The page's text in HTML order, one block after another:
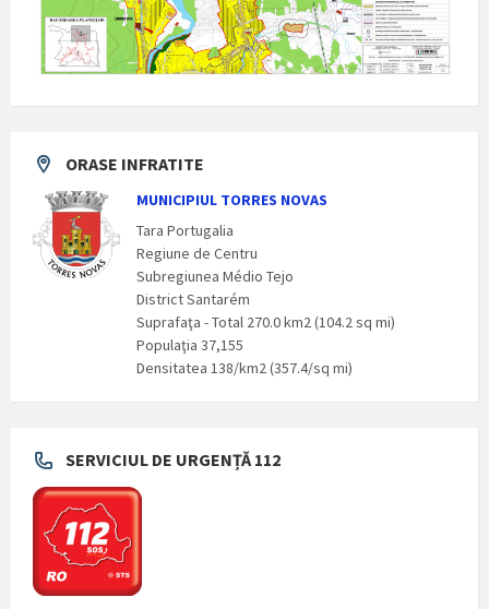
ORASE INFRATITE
MUNICIPIUL TORRES NOVAS
Tara Portugalia
Regiune de Centru
Subregiunea Médio Tejo
District Santarém
Suprafaţa - Total 270.0 km2 (104.2 sq mi)
Populaţia 37,155
Densitatea 138/km2 (357.4/sq mi)
SERVICIUL DE URGENȚĂ 112